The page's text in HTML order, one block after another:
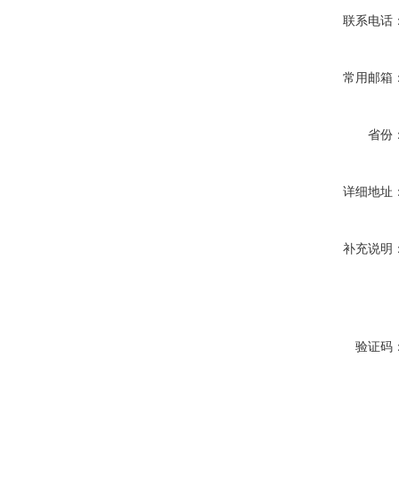
联系电话
常用邮箱
省份
详细地址
补充说明
验证码